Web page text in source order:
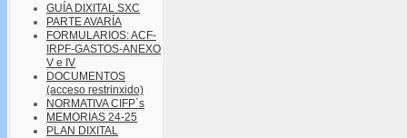
GUÍA DIXITAL SXC
PARTE AVARÍA
FORMULARIOS: ACF-
IRPF-GASTOS-ANEXO
V e IV
DOCUMENTOS
(acceso restrinxido)
NORMATIVA CIFP´s
MEMORIAS 24-25
PLAN DIXITAL